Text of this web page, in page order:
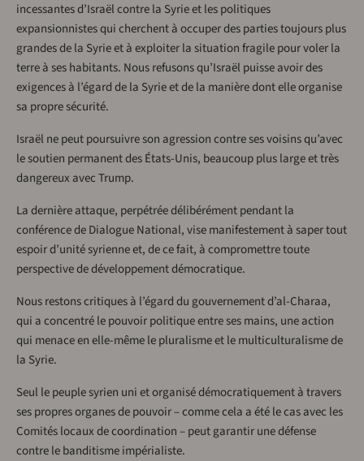
incessantes d’Israël contre la Syrie et les politiques
expansionnistes qui cherchent à occuper des parties toujours plus
grandes de la Syrie et à exploiter la situation fragile pour voler la
terre à ses habitants. Nous refusons qu’Israël puisse avoir des
exigences à l’égard de la Syrie et de la manière dont elle organise
sa propre sécurité.
Israël ne peut poursuivre son agression contre ses voisins qu’avec
le soutien permanent des États-Unis, beaucoup plus large et très
dangereux avec Trump.
La dernière attaque, perpétrée délibérément pendant la
conférence de Dialogue National, vise manifestement à saper tout
espoir d’unité syrienne et, de ce fait, à compromettre toute
perspective de développement démocratique.
Nous restons critiques à l’égard du gouvernement d’al-Charaa,
qui a concentré le pouvoir politique entre ses mains, une action
qui menace en elle-même le pluralisme et le multiculturalisme de
la Syrie.
Seul le peuple syrien uni et organisé démocratiquement à travers
ses propres organes de pouvoir – comme cela a été le cas avec les
Comités locaux de coordination – peut garantir une défense
contre le banditisme impérialiste.